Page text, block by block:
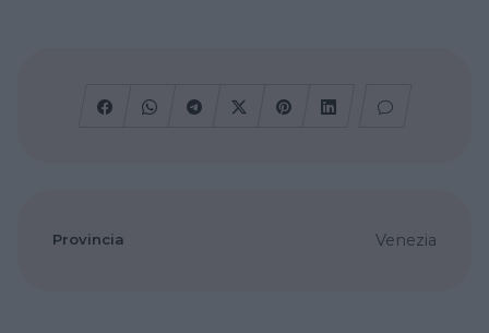
Provincia Venezia